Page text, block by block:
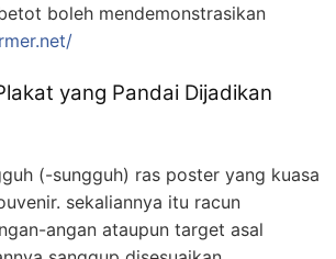
boleh mendemonstrasikan
yang Pandai Dijadikan
(-sungguh) ras poster yang kuasa
sekaliannya itu racun
angan ataupun target asal